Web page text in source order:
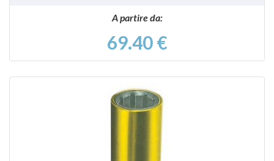
A partire da:
69.40 €